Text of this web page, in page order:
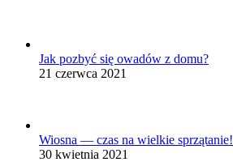
Jak pozbyć się owadów z domu?
21 czerwca 2021
Wiosna — czas na wielkie sprzątanie!
30 kwietnia 2021